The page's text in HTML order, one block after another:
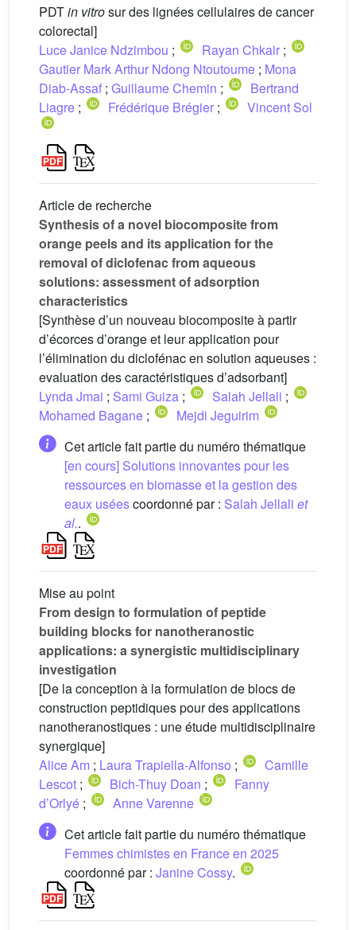
PDTin vitrosur des lignées cellulaires de cancer
colorectal]
Luce Janice Ndzimbou ; Rayan Chkair ;
Gautier Mark Arthur Ndong Ntoutoume ; Mona
Diab-Assaf ; Guillaume Chemin ;
Bertrand
Liagre ; Frédérique Brégier ; Vincent Sol
Article de recherche
Synthesis of a novel biocomposite from
orange peels and its application for the
removal of diclofenac from aqueous
solutions: assessment of adsorption
characteristics
[Synthèse d’un nouveau biocomposite à partir
d’écorces d’orange et leur application pour
l’élimination du diclofénac en solution aqueuses :
evaluation des caractéristiques d’adsorbant]
Lynda Jmai ; Sami Guiza ; Salah Jellali ;
Mohamed Bagane ;
Mejdi Jeguirim
Cet article fait partie du numéro thématique
[en cours] Solutions innovantes pour les
ressources en biomasse et la gestion des
eaux uséescoordonné par : Salah Jellali et
al..
Mise au point
From design to formulation of peptide
building blocks for nanotheranostic
applications: a synergistic multidisciplinary
investigation
[De la conception à la formulation de blocs de
construction peptidiques pour des applications
nanotheranostiques : une étude multidisciplinaire
synergique]
Alice Am ; Laura Trapiella-Alfonso ;
Camille
Lescot ; Bich-Thuy Doan ;
Fanny
d’Orlyé ;
Anne Varenne
Cet article fait partie du numéro thématique
Femmes chimistes en France en 2025
coordonné par : Janine Cossy.